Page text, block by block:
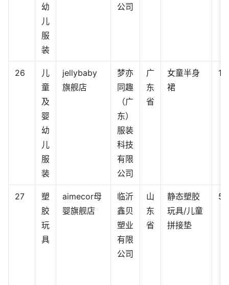
幼
儿
服
装
公司
26
儿
童
及
婴
幼
儿
服
装
jellybaby
旗舰店
梦亦
同趣
（广
东）
服装
科技
有限
公司
广
东
省
女童半身
裙
27
塑
胶
玩
具
aimecor母
婴旗舰店
临沂
鑫贝
塑业
有限
公司
山
东
省
静态塑胶
玩具/儿童
拼接垫